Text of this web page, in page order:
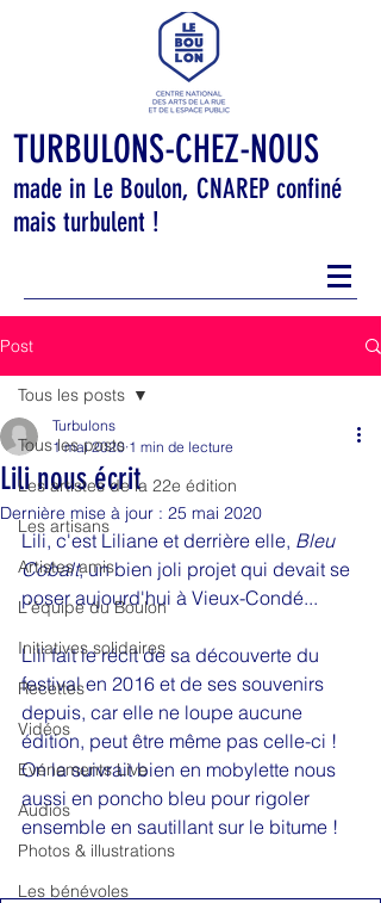
TURBULONS-CHEZ-NOUS
made in Le Boulon, CNAREP confiné
mais turbulent !
Post
Tous les posts
Les artistes de la 22e édition
Les artisans
Artistes amis
L'équipe du Boulon
Initiatives solidaires
Recettes
Vidéos
Evénements Live
Audios
Photos & illustrations
Les bénévoles
Tous les posts
Lili nous écrit
Turbulons
1 mai 2020 1 min de lecture
Dernière mise à jour : 25 mai 2020
Lili, c'est Liliane et derrière elle, Bleu
Cobalt, un bien joli projet qui devait se
poser aujourd'hui à Vieux-Condé...
Lili fait le récit de sa découverte du
festival en 2016 et de ses souvenirs
depuis, car elle ne loupe aucune
édition, peut être même pas celle-ci !
On la suivrait bien en mobylette nous
aussi en poncho bleu pour rigoler
ensemble en sautillant sur le bitume !